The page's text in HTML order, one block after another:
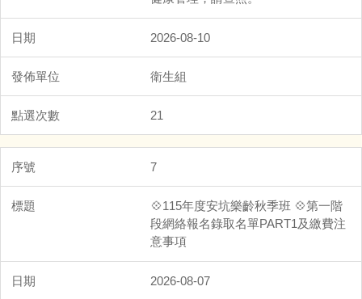
2026-08-10
衛生組
21
7
💠115年度安坑樂齡秋季班 💠第一階
段網絡報名錄取名單PART1及繳費注
意事項
2026-08-07